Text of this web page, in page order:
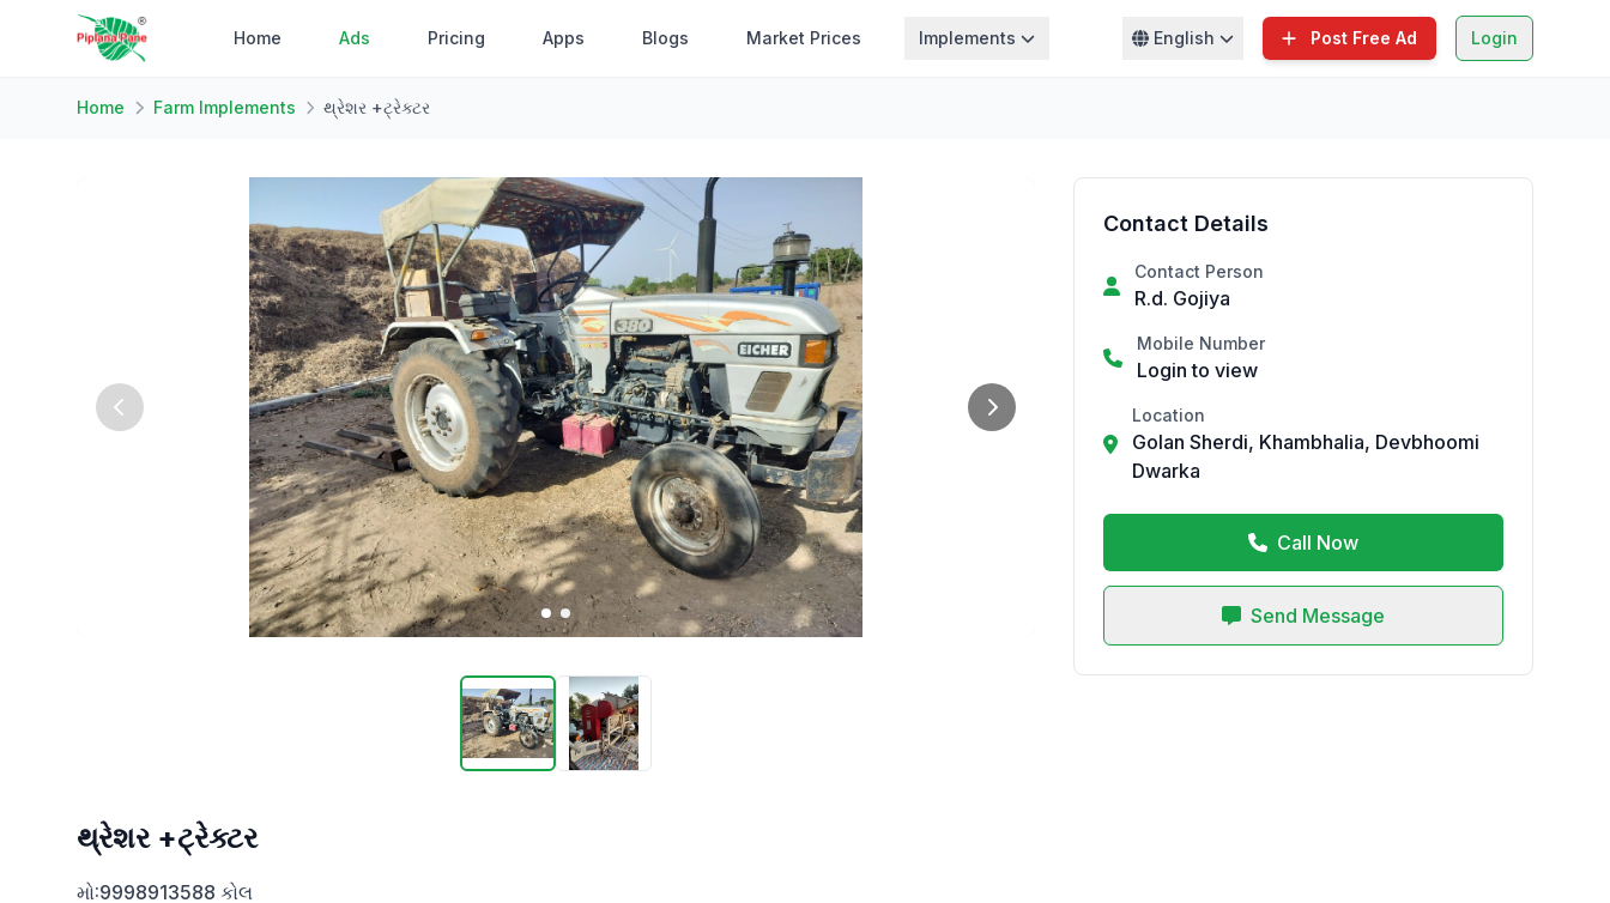
Home Ads Pricing Apps Blogs Market Prices Implements English Post Free Ad Login
Home Farm Implements થ્રેશર +ટ્રેક્ટર
થ્રેશર +ટ્રેક્ટર
મો:9998913588 કોલ
Contact Details
Contact Person
R.d. Gojiya
Mobile Number
Login to view
Location
Golan Sherdi, Khambhalia, Devbhoomi
Dwarka
Call Now
Send Message